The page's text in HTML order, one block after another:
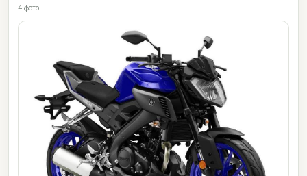
4 фото